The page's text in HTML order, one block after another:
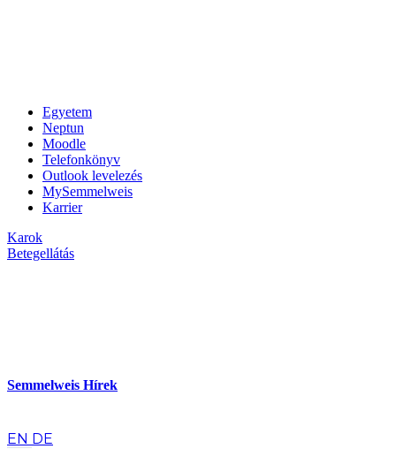
Egyetem
Neptun
Moodle
Telefonkönyv
Outlook levelezés
MySemmelweis
Karrier
Karok
Betegellátás
Semmelweis Hírek
EN DE